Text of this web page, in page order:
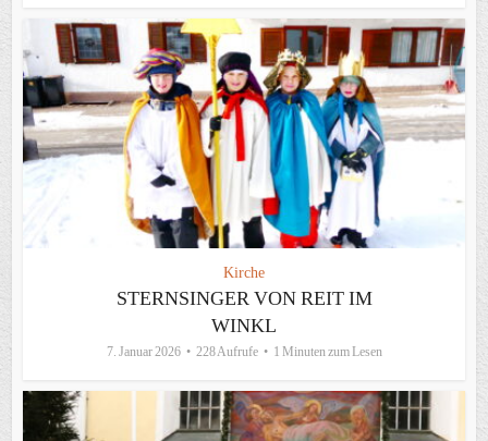
Kirche
STERNSINGER VON REIT IM
WINKL
7. Januar 2026 228 Aufrufe 1 Minuten zum Lesen